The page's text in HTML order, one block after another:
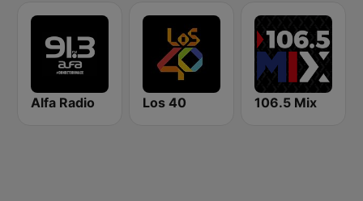
Alfa Radio Los 40 106.5 Mix